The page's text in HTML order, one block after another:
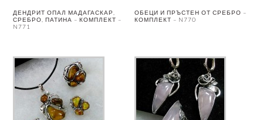
ДЕНДРИТ ОПАЛ МАДАГАСКАР,
СРЕБРО, ПАТИНА – КОМПЛЕКТ –
N771
ОБЕЦИ И ПРЪСТЕН ОТ СРЕБРО –
КОМПЛЕКТ – N770